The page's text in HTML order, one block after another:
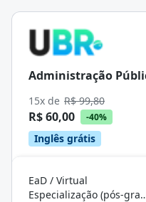
Administração
15x de R$ 99,80
R$ 60,00 -40%
Inglês grátis
EaD / Virtual